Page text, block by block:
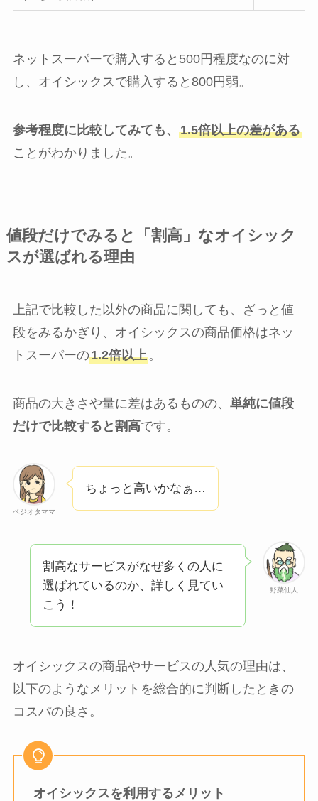
ネットスーパーで購入すると500円程度なのに対
し、オイシックスで購入すると800円弱。
参考程度に比較してみても、 1.5倍以上の差がある
ことがわかりました。
値段だけでみると「割高」なオイシック
スが選ばれる理由
上記で比較した以外の商品に関しても、ざっと値
段をみるかぎり、オイシックスの商品価格はネッ
トスーパーの1.2倍以上。
商品の大きさや量に差はあるものの、 単純に値段
だけで比較すると割高です。
ベジオタママ
ちょっと高いかなぁ…
野菜仙人
割高なサービスがなぜ多くの人に
選ばれているのか、詳しく見てい
こう！
オイシックスの商品やサービスの人気の理由は、
以下のようなメリットを総合的に判断したときの
コスパの良さ。
オイシックスを利用するメリット